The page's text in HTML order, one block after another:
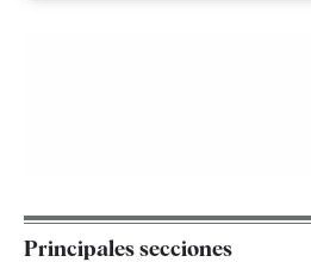
Principales secciones